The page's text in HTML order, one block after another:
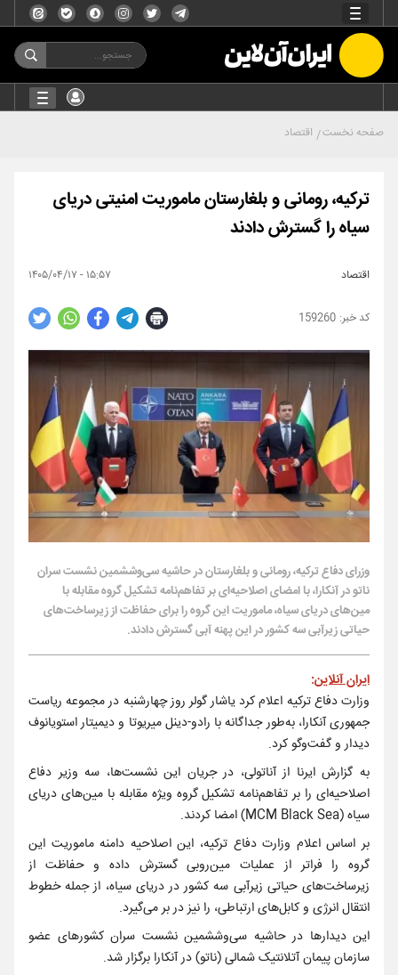
صفحه نخست اقتصاد
ترکیه، رومانی و بلغارستان ماموریت امنیتی دریای
سیاه را گسترش دادند
اقتصاد ۱۵:۵۷ - ۱۴۰۵/۰۴/۱۷
159260
وزرای دفاع ترکیه، رومانی و بلغارستان در حاشیه سی‌وششمین نشست سران
ناتو در آنکارا، با امضای اصلاحیه‌ای بر تفاهم‌نامه تشکیل گروه مقابله با
مین‌های دریای سیاه، ماموریت این گروه را برای حفاظت از زیرساخت‌های
حیاتی زیرآبی سه کشور در این پهنه آبی گسترش دادند.
ایران آنلاین:
وزارت دفاع ترکیه اعلام کرد یاشار گولر روز چهارشنبه در مجموعه ریاست‌
جمهوری آنکارا، به‌طور جداگانه با رادو-دینل میریوتا و دیمیتار استویانوف
دیدار و گفت‌وگو کرد.
به گزارش ایرنا از آناتولی، در جریان این نشست‌ها، سه وزیر دفاع
اصلاحیه‌ای را بر تفاهم‌نامه تشکیل گروه ویژه مقابله با مین‌های دریای
سیاه (MCM Black Sea) امضا کردند.
بر اساس اعلام وزارت دفاع ترکیه، این اصلاحیه دامنه ماموریت این
گروه را فراتر از عملیات مین‌روبی گسترش داده و حفاظت از
زیرساخت‌های حیاتی زیرآبی سه کشور در دریای سیاه، از جمله خطوط
انتقال انرژی و کابل‌های ارتباطی، را نیز در بر می‌گیرد.
این دیدارها در حاشیه سی‌وششمین نشست سران کشورهای عضو
سازمان پیمان آتلانتیک شمالی (ناتو) در آنکارا برگزار شد.